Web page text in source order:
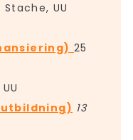
UU
25
13